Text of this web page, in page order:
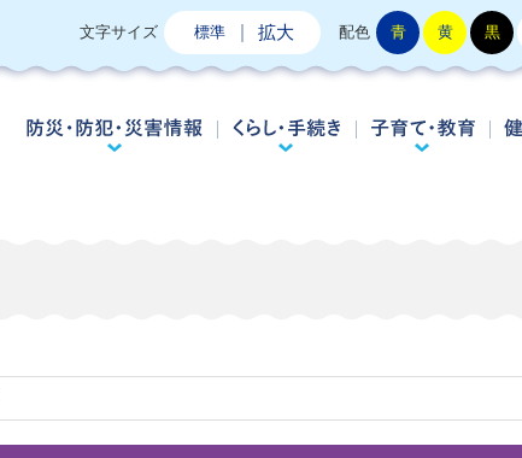
文字サイズ 標準 拡大 配色 青 黄 黒
防災・防犯・災害情報くらし・手続き子